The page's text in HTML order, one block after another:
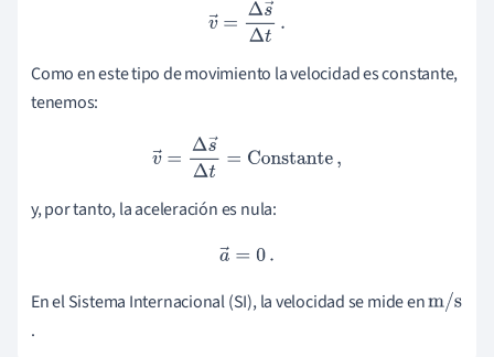
v→ s→Δ
Como en este tipo de movimiento la velocidad es constante,
tenemos:
=Δs→ Constante,
y, por tanto, la aceleración es nula:
a →= 0.
En el Sistema Internacional (SI), la velocidad se mide enm
.